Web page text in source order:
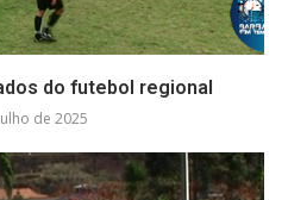
do futebol regional
de 2025